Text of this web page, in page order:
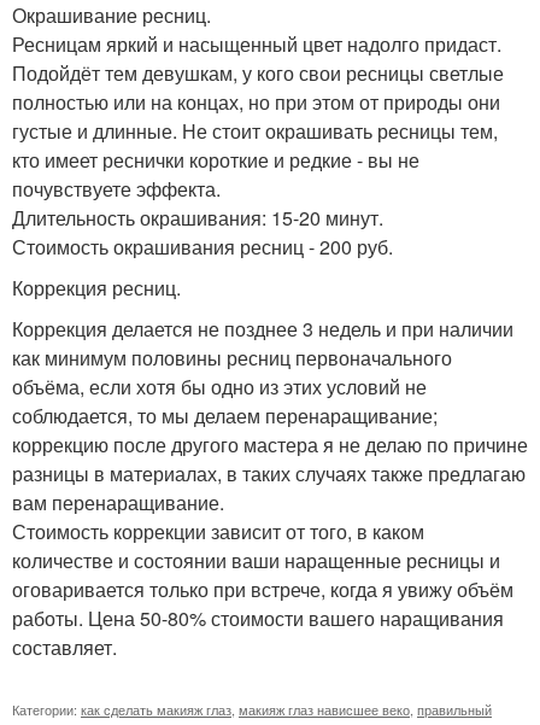
Окрашивание ресниц.
Ресницам яркий и насыщенный цвет надолго придаст.
Подойдёт тем девушкам, у кого свои ресницы светлые
полностью или на концах, но при этом от природы они
густые и длинные. Не стоит окрашивать ресницы тем,
кто имеет реснички короткие и редкие - вы не
почувствуете эффекта.
Длительность окрашивания: 15-20 минут.
Стоимость окрашивания ресниц - 200 руб.
Коррекция ресниц.
Коррекция делается не позднее 3 недель и при наличии
как минимум половины ресниц первоначального
объёма, если хотя бы одно из этих условий не
соблюдается, то мы делаем перенаращивание;
коррекцию после другого мастера я не делаю по причине
разницы в материалах, в таких случаях также предлагаю
вам перенаращивание.
Стоимость коррекции зависит от того, в каком
количестве и состоянии ваши наращенные ресницы и
оговаривается только при встрече, когда я увижу объём
работы. Цена 50-80% стоимости вашего наращивания
составляет.
Категории: как сделать макияж глаз, макияж глаз нависшее веко, правильный